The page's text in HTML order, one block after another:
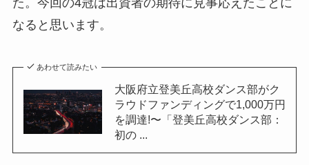
なると思います。
あわせて読みたい
大阪府立登美丘高校ダンス部がク
ラウドファンディングで1,000万円
を調達!〜「登美丘高校ダンス部：
初の ...